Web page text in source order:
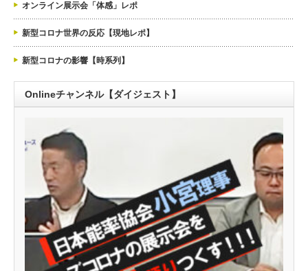
オンライン展示会「体感」レポ
新型コロナ世界の反応【現地レポ】
新型コロナの影響【時系列】
Onlineチャンネル【ダイジェスト】